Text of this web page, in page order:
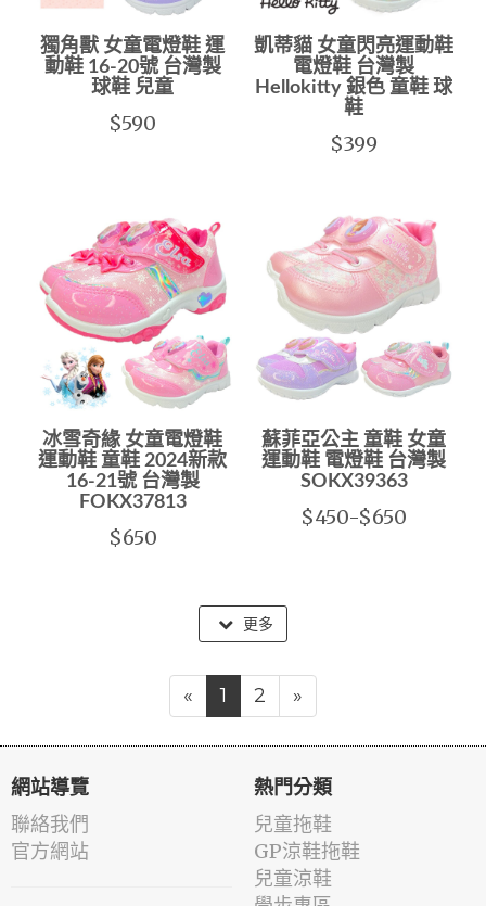
獨角獸 女童電燈鞋 運
動鞋 16-20號 台灣製
球鞋 兒童
$590
凱蒂貓 女童閃亮運動鞋
電燈鞋 台灣製
Hellokitty 銀色 童鞋 球
鞋
$399
冰雪奇緣 女童電燈鞋
運動鞋 童鞋 2024新款
16-21號 台灣製
FOKX37813
$650
蘇菲亞公主 童鞋 女童
運動鞋 電燈鞋 台灣製
SOKX39363
$450-$650
更多
« 1 2 »
網站導覽
聯絡我們
官方網站
熱門分類
兒童拖鞋
GP涼鞋拖鞋
兒童涼鞋